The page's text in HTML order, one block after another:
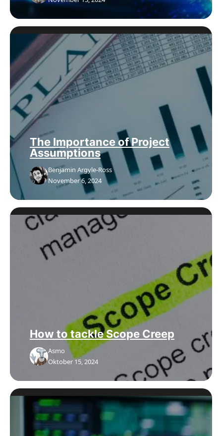
The Importance of Project
Assumptions
Benjamin Argyle-Ross
November 6, 2024
How to tackle Scope Creep
Asmo
Oktober 15, 2024